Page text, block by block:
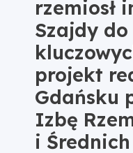
rzemiosł
Szajdy
projekt
Gdańsku
Izbę
i